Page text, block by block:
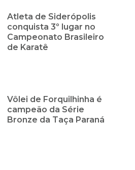
Atleta de Siderópolis
conquista 3º lugar no
Campeonato Brasileiro
de Karatê
Vôlei de Forquilhinha é
campeão da Série
Bronze da Taça Paraná